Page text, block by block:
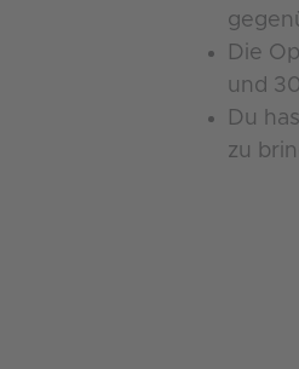
Die
und
Du
zu